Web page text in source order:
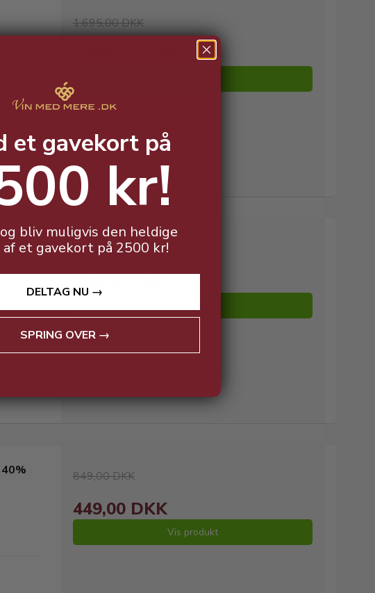
1.695,00 DKK
40% 599,00 DKK
299,00 DKK
849,00 DKK
449,00 DKK
Vis produkt
et gavekort på
kr!
bliv muligvis den heldige
et gavekort på 2500 kr!
DELTAG NU →
SPRING OVER →